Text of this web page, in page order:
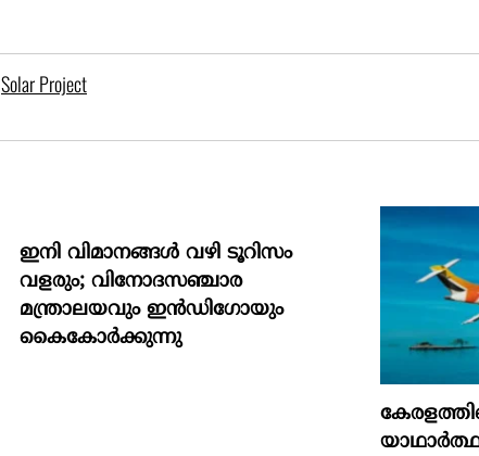
Solar Project
ഇനി വിമാനങ്ങള്‍ വഴി ടൂറിസം
വളരും; വിനോദസഞ്ചാര
മന്ത്രാലയവും ഇന്‍ഡിഗോയും
കൈകോര്‍ക്കുന്നു